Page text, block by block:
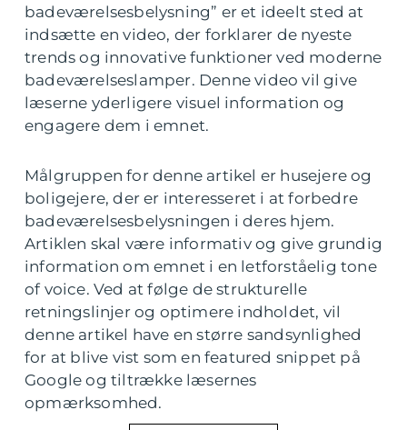
badeværelsesbelysning” er et ideelt sted at
indsætte en video, der forklarer de nyeste
trends og innovative funktioner ved moderne
badeværelseslamper. Denne video vil give
læserne yderligere visuel information og
engagere dem i emnet.
Målgruppen for denne artikel er husejere og
boligejere, der er interesseret i at forbedre
badeværelsesbelysningen i deres hjem.
Artiklen skal være informativ og give grundig
information om emnet i en letforståelig tone
of voice. Ved at følge de strukturelle
retningslinjer og optimere indholdet, vil
denne artikel have en større sandsynlighed
for at blive vist som en featured snippet på
Google og tiltrække læsernes
opmærksomhed.